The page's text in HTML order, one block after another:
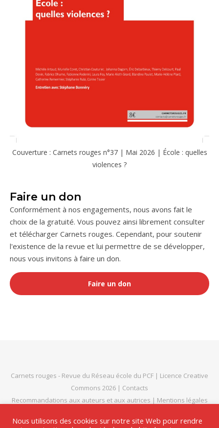
Couverture : Carnets rouges n°37 | Mai 2026 | École : quelles
violences ?
Faire un don
Conformément à nos engagements, nous avons fait le
choix de la gratuité. Vous pouvez ainsi librement consulter
et télécharger Carnets rouges. Cependant, pour soutenir
l'existence de la revue et lui permettre de se développer,
nous vous invitons à faire un don.
Faire un don
Carnets rouges - Revue du Réseau école du PCF | Licence Creative
Commons 2026 | Contacts
Recommandations aux auteurs et aux autrices | Mentions légales
Nous utilisons des cookies sur notre site Web pour rendre